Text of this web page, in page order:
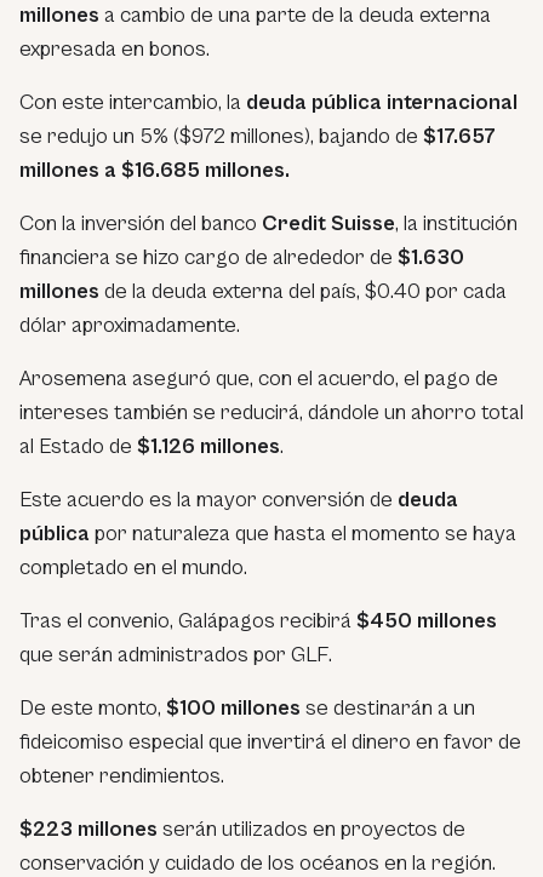
millones a cambio de una parte de la deuda externa
expresada en bonos.
Con este intercambio, la deuda pública internacional
se redujo un 5% ($972 millones), bajando de $17.657
millones a $16.685 millones.
Con la inversión del banco Credit Suisse, la institución
financiera se hizo cargo de alrededor de $1.630
millones de la deuda externa del país, $0.40 por cada
dólar aproximadamente.
Arosemena aseguró que, con el acuerdo, el pago de
intereses también se reducirá, dándole un ahorro total
al Estado de $1.126 millones.
Este acuerdo es la mayor conversión de deuda
pública por naturaleza que hasta el momento se haya
completado en el mundo.
Tras el convenio, Galápagos recibirá $450 millones
que serán administrados por GLF.
De este monto, $100 millones se destinarán a un
fideicomiso especial que invertirá el dinero en favor de
obtener rendimientos.
$223 millones serán utilizados en proyectos de
conservación y cuidado de los océanos en la región.